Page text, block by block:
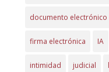
documento electrónico
firma electrónica IA
intimidad judicial